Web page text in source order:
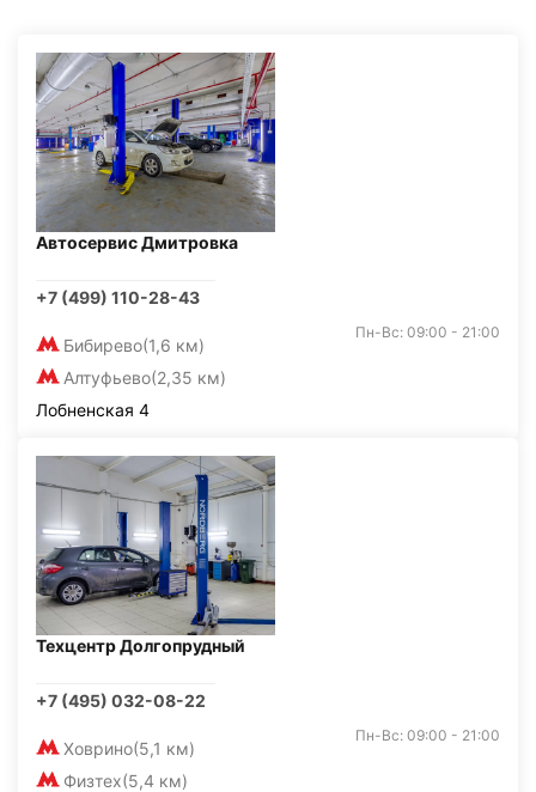
Автосервис Дмитровка
+7 (499) 110-28-43
Бибирево(1,6 км)
Алтуфьево(2,35 км)
Пн-Вс: 09:00 - 21:00
Лобненская 4
Техцентр Долгопрудный
+7 (495) 032-08-22
Ховрино(5,1 км)
Физтех(5,4 км)
Пн-Вс: 09:00 - 21:00